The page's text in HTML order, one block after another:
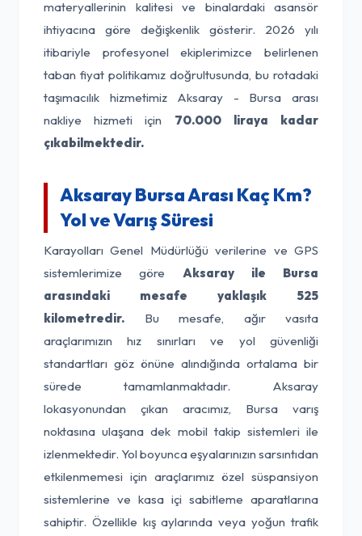
materyallerinin kalitesi ve binalardaki asansör
ihtiyacına göre değişkenlik gösterir. 2026 yılı
itibariyle profesyonel ekiplerimizce belirlenen
taban fiyat politikamız doğrultusunda, bu rotadaki
taşımacılık hizmetimiz Aksaray - Bursa arası
nakliye hizmeti için 70.000 liraya kadar
çıkabilmektedir.
Aksaray Bursa Arası Kaç Km?
Yol ve Varış Süresi
Karayolları Genel Müdürlüğü verilerine ve GPS
sistemlerimize göre Aksaray ile Bursa
arasındaki mesafe yaklaşık 525
kilometredir. Bu mesafe, ağır vasıta
araçlarımızın hız sınırları ve yol güvenliği
standartları göz önüne alındığında ortalama bir
sürede tamamlanmaktadır. Aksaray
lokasyonundan çıkan aracımız, Bursa varış
noktasına ulaşana dek mobil takip sistemleri ile
izlenmektedir. Yol boyunca eşyalarınızın sarsıntıdan
etkilenmemesi için araçlarımız özel süspansiyon
sistemlerine ve kasa içi sabitleme aparatlarına
sahiptir. Özellikle kış aylarında veya yoğun trafik